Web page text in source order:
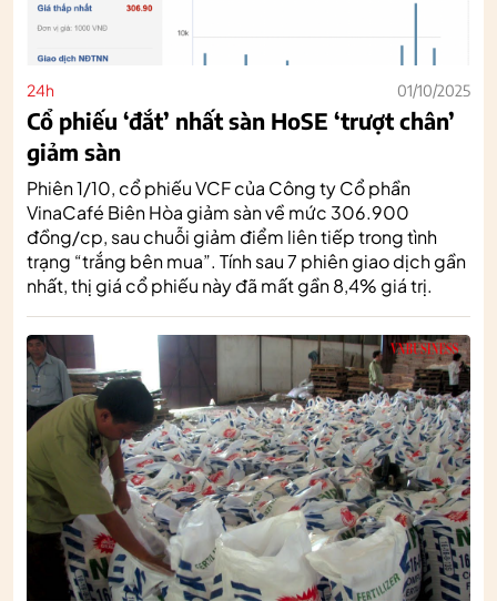
24h 01/10/2025
Cổ phiếu ‘đắt’ nhất sàn HoSE ‘trượt chân’
giảm sàn
Phiên 1/10, cổ phiếu VCF của Công ty Cổ phần
VinaCafé Biên Hòa giảm sàn về mức 306.900
đồng/cp, sau chuỗi giảm điểm liên tiếp trong tình
trạng “trắng bên mua”. Tính sau 7 phiên giao dịch gần
nhất, thị giá cổ phiếu này đã mất gần 8,4% giá trị.